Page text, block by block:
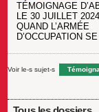
TÉMOIGNAGE
LE 30 JUILLET
QUAND L’ARMÉE
D’OCCUPATION
Voir le-s sujet-s